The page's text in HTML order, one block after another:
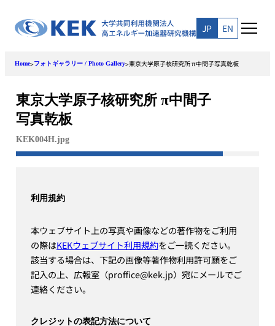
content
JP EN
Home>フォトギャラリー / Photo Gallery>東京大学原子核研究所 π中間子写真乾板
東京大学原子核研究所 π中間子
写真乾板
KEK004H.jpg
利用規約
本ウェブサイト上の写真や画像などの著作物をご利用
の際はKEKウェブサイト利用規約をご一読ください。
該当する場合は、下記の画像等著作物利用許可願をご
記入の上、広報室（proffice@kek.jp）宛にメールでご
連絡ください。
クレジットの表記方法について